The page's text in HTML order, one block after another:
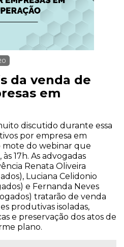
da venda de
em
discutido durante essa
por empresa em
mote do webinar que
17h. As advogadas
Renata Oliveira
Luciana Celidonio
e Fernanda Neves
tratarão de venda
produtivas isoladas,
e preservação dos atos de
plano.